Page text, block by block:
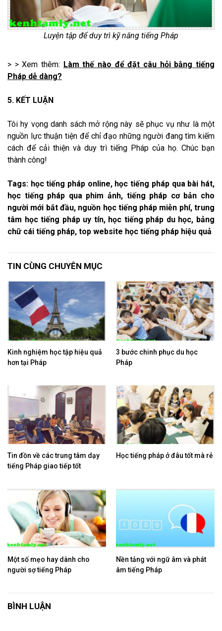
Luyện tập để duy trì kỹ năng tiếng Pháp
> > Xem thêm: Làm thế nào để đặt câu hỏi bằng tiếng
Pháp dễ dàng?
5. KẾT LUẬN
Tôi hy vọng danh sách mở rộng này sẽ phục vụ như là một
nguồn lực thuận tiện để chỉ đạo những người đang tìm kiếm
cách để cải thiện và duy trì tiếng Pháp của họ. Chúc bạn
thành công!
Tags: học tiếng pháp online, học tiếng pháp qua bài hát,
học tiếng pháp qua phim ảnh, tiếng pháp cơ bản cho
người mới bắt đầu, nguồn học tiếng pháp miễn phí, trung
tâm học tiếng pháp uy tín, học tiếng pháp du học, bảng
chữ cái tiếng pháp, top website học tiếng pháp hiệu quả
TIN CÙNG CHUYÊN MỤC
Kinh nghiệm học tập hiệu quả
hơn tại Pháp
3 bước chinh phục du học
Pháp
Tin đồn về các trung tâm dạy
tiếng Pháp giao tiếp tốt
Học tiếng pháp ở đâu tốt mà rẻ
Một số mẹo hay dành cho
người sợ tiếng Pháp
Nền tảng với ngữ âm và phát
âm tiếng Pháp
BÌNH LUẬN